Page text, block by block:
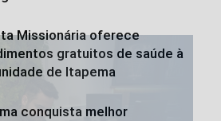
Missionária oferece
gratuitos de saúde à
de Itapema
conquista melhor